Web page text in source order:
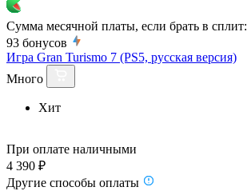
Сумма месячной платы, если брать в сплит:
93 бонусов
Игра Gran Turismo 7 (PS5, русская версия)
Много
Хит
При оплате наличными
4 390 ₽
Другие способы оплаты